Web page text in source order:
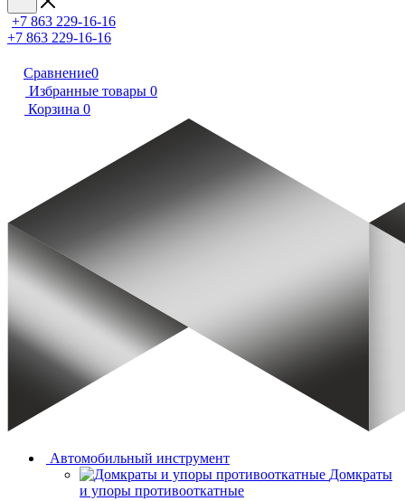
+7 863 229-16-16
+7 863 229-16-16
Сравнение0
Избранные товары 0
Корзина 0
Автомобильный инструмент
Домкраты
и упоры противооткатные